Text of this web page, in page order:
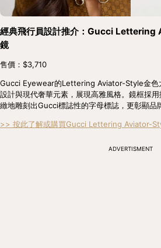
經典飛行員設計推介：Gucci Lettering
鏡
售價：$3,710
Gucci Eyewear的Lettering Aviator-Style金色
設計與現代奢華元素，展現高雅風格。鏡框採
緻地雕刻出Gucci標誌性的字母標誌，更彰顯品
>> 按此了解或購買Gucci Lettering Aviator-
ADVERTISMENT